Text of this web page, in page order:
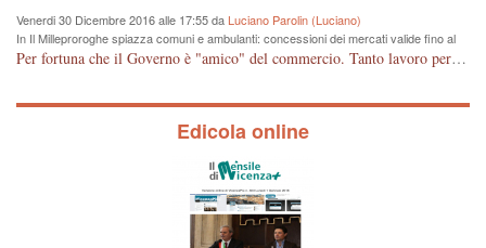
Venerdi 30 Dicembre 2016 alle 17:55 da Luciano Parolin (Luciano)
In Il Milleproroghe spiazza comuni e ambulanti: concessioni dei mercati valide fino al
2020
Per fortuna che il Governo è "amico" del commercio. Tanto lavoro per nessun cambiamento. Tutto fermo sino al 2020. E' incomprensibile dice il Dirigente, figurarsi se il cittadino normale che legge e chiede di essere informato, può capire qualcosa. E' certo che, almeno per Vicenza, alcune situazioni contingenti devono essere riviste, vedi mercato di Viale Roma e altro, prima che la città UNESCO che si sta trasformando in città storico-artistico-turistica, diventi una casba tunisina! Capisco le esigenze delle imprese, ma a decidere dovrebbe essere la Città che ha eletto i suoi rappresentanti, invece ROMA, tra un rinvio ed un altro, arriva al 2020 senza aver cambiato Niente. Mala tempora currunt.
Edicola online